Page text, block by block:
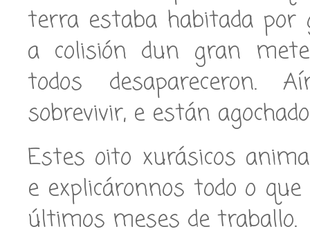
terra estaba habitada por
a colisión dun gran
todos desapareceron.
sobrevivir, e están
Estes oito xurásicos
e explicáronnos todo o
últimos meses de traballo.